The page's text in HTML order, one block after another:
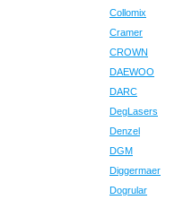
Collomix
Cramer
CROWN
DAEWOO
DARC
DegLasers
Denzel
DGM
Diggermaer
Dogrular